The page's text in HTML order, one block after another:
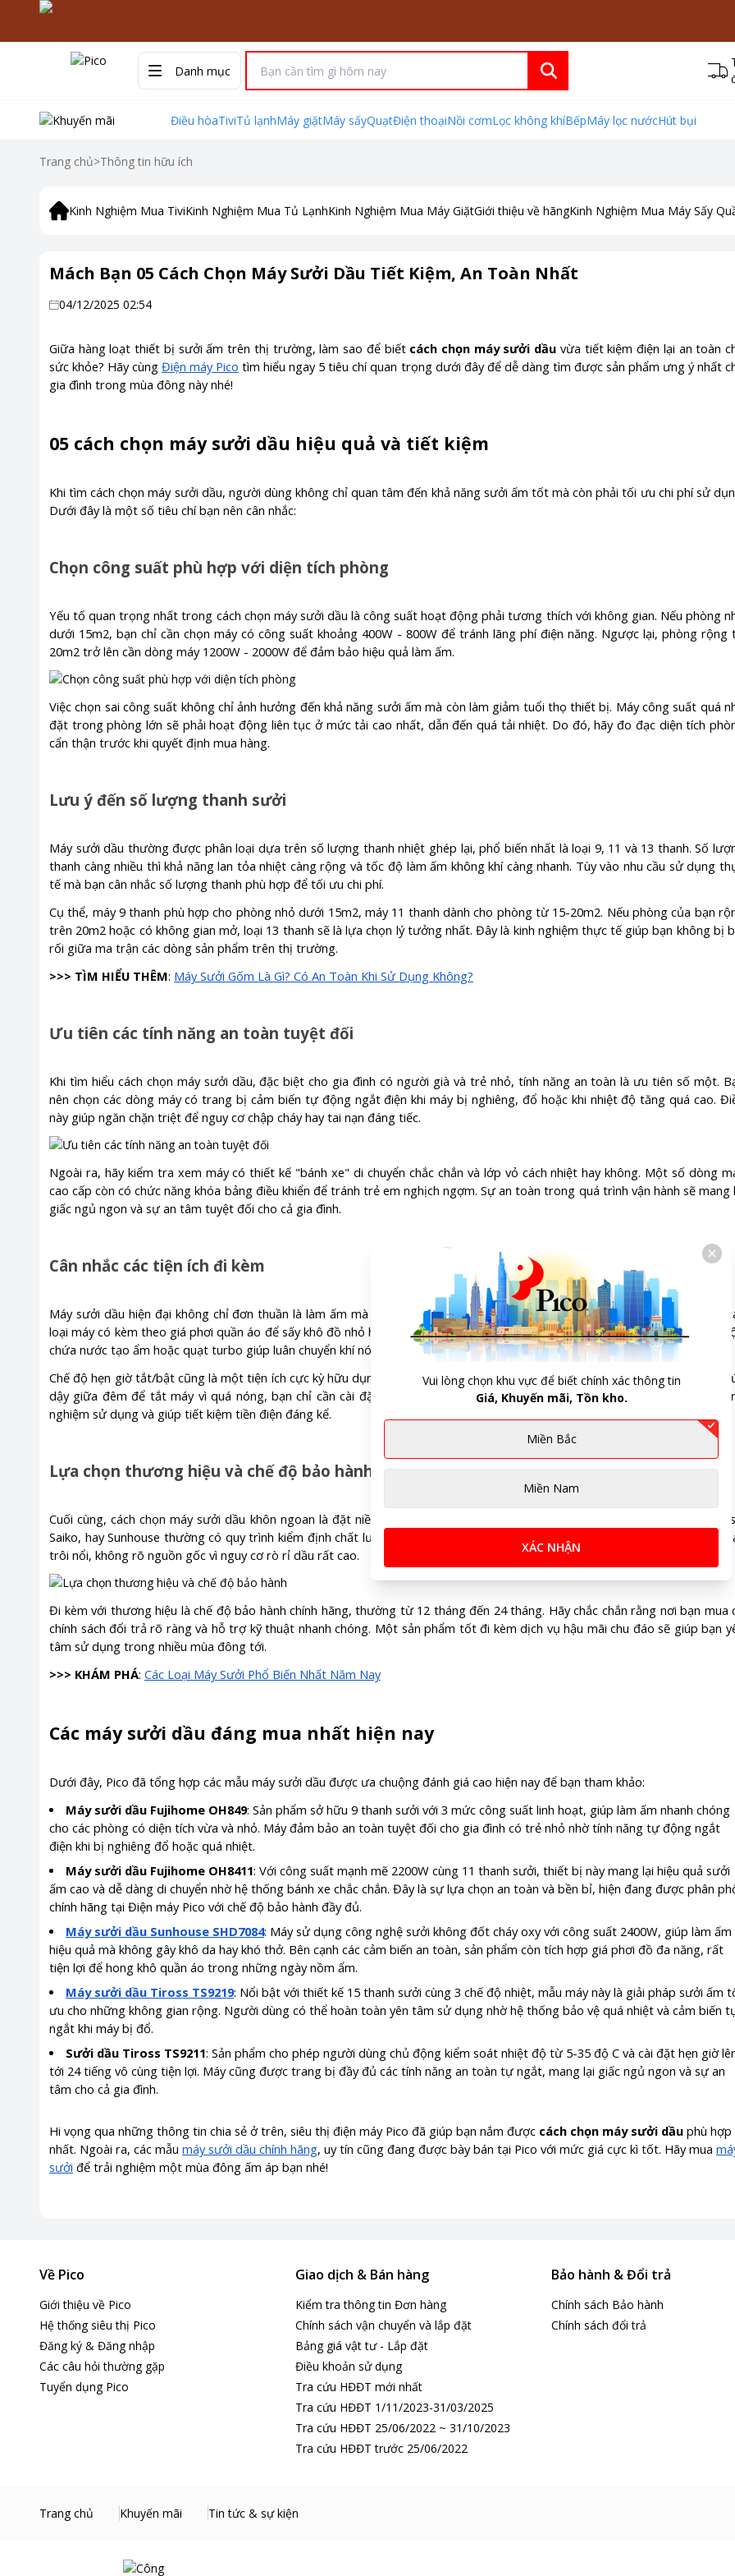
Danh mục
Điều hòaTiviTủ lạnhMáy giặtMáy sấyQuạtĐiện thoạiNồi cơmLọc không khíBếpMáy lọc nướcHút bụi
Trang chủ>Thông tin hữu ích
Kinh Nghiệm Mua TiviKinh Nghiệm Mua Tủ LạnhKinh Nghiệm Mua Máy GiặtGiới thiệu về hãngKinh Nghiệm Mua Máy Sấy
Mách Bạn 05 Cách Chọn Máy Sưởi Dầu Tiết Kiệm, An Toàn Nhất
04/12/2025 02:54
Giữa hàng loạt thiết bị sưởi ấm trên thị trường, làm sao để biết cách chọn máy sưởi dầu vừa tiết kiệm điện lại an toàn
sức khỏe? Hãy cùngĐiện máy Pico tìm hiểu ngay 5 tiêu chí quan trọng dưới đây để dễ dàng tìm được sản phẩm ưng ý nhất
gia đình trong mùa đông này nhé!
05 cách chọn máy sưởi dầu hiệu quả và tiết kiệm
Khi tìm cách chọn máy sưởi dầu, người dùng không chỉ quan tâm đến khả năng sưởi ấm tốt mà còn phải tối ưu chi phí sử
Dưới đây là một số tiêu chí bạn nên cân nhắc:
Chọn công suất phù hợp với diện tích phòng
Yếu tố quan trọng nhất trong cách chọn máy sưởi dầu là công suất hoạt động phải tương thích với không gian. Nếu phòng
dưới 15m2, bạn chỉ cần chọn máy có công suất khoảng 400W - 800W để tránh lãng phí điện năng. Ngược lại, phòng rộng
20m2 trở lên cần dòng máy 1200W - 2000W để đảm bảo hiệu quả làm ấm.
Việc chọn sai công suất không chỉ ảnh hưởng đến khả năng sưởi ấm mà còn làm giảm tuổi thọ thiết bị. Máy công suất quá
đặt trong phòng lớn sẽ phải hoạt động liên tục ở mức tải cao nhất, dẫn đến quá tải nhiệt. Do đó, hãy đo đạc diện tích
cẩn thận trước khi quyết định mua hàng.
Lưu ý đến số lượng thanh sưởi
Máy sưởi dầu thường được phân loại dựa trên số lượng thanh nhiệt ghép lại, phổ biến nhất là loại 9, 11 và 13 thanh. Số
thanh càng nhiều thì khả năng lan tỏa nhiệt càng rộng và tốc độ làm ấm không khí càng nhanh. Tùy vào nhu cầu sử dụng
tế mà bạn cân nhắc số lượng thanh phù hợp để tối ưu chi phí.
Cụ thể, máy 9 thanh phù hợp cho phòng nhỏ dưới 15m2, máy 11 thanh dành cho phòng từ 15-20m2. Nếu phòng của bạn
trên 20m2 hoặc có không gian mở, loại 13 thanh sẽ là lựa chọn lý tưởng nhất. Đây là kinh nghiệm thực tế giúp bạn không bị
rối giữa ma trận các dòng sản phẩm trên thị trường.
>>> TÌM HIỂU THÊM: Máy Sưởi Gốm Là Gì? Có An Toàn Khi Sử Dụng Không?
Ưu tiên các tính năng an toàn tuyệt đối
Khi tìm hiểu cách chọn máy sưởi dầu, đặc biệt cho gia đình có người già và trẻ nhỏ, tính năng an toàn là ưu tiên số một.
nên chọn các dòng máy có trang bị cảm biến tự động ngắt điện khi máy bị nghiêng, đổ hoặc khi nhiệt độ tăng quá cao.
này giúp ngăn chặn triệt để nguy cơ chập cháy hay tai nạn đáng tiếc.
Ngoài ra, hãy kiểm tra xem máy có thiết kế "bánh xe" di chuyển chắc chắn và lớp vỏ cách nhiệt hay không. Một số dòng
cao cấp còn có chức năng khóa bảng điều khiển để tránh trẻ em nghịch ngợm. Sự an toàn trong quá trình vận hành sẽ mang
giấc ngủ ngon và sự an tâm tuyệt đối cho cả gia đình.
Cân nhắc các tiện ích đi kèm
Máy sưởi dầu hiện đại không chỉ đơn thuần là làm ấm mà còn tích hợp nhiều tiện ích thông minh khác. Bạn nên chọn mua
loại máy có kèm theo giá phơi quần áo để sấy khô đồ nhỏ hoặc tã lót cho bé vào những ngày nồm ẩm. Một số máy còn có
chứa nước tạo ẩm hoặc quạt turbo giúp luân chuyển khí nóng nhanh hơn.
Chế độ hẹn giờ tắt/bật cũng là một tiện ích cực kỳ hữu dụng giúp bạn chủ động kiểm soát thời gian sử dụng. Thay vì phải
dậy giữa đêm để tắt máy vì quá nóng, bạn chỉ cần cài đặt thời gian trước khi ngủ. Những tiện ích nhỏ này sẽ nâng cao
nghiệm sử dụng và giúp tiết kiệm tiền điện đáng kể.
Lựa chọn thương hiệu và chế độ bảo hành
Cuối cùng, cách chọn máy sưởi dầu khôn ngoan là đặt niềm tin vào các thương hiệu uy tín lâu năm. Các hãng lớn như
Saiko, hay Sunhouse thường có quy trình kiểm định chất lượng nghiêm ngặt và độ bền sản phẩm cao. Tránh mua các loại
trôi nổi, không rõ nguồn gốc vì nguy cơ rò rỉ dầu rất cao.
Đi kèm với thương hiệu là chế độ bảo hành chính hãng, thường từ 12 tháng đến 24 tháng. Hãy chắc chắn rằng nơi bạn mua
chính sách đổi trả rõ ràng và hỗ trợ kỹ thuật nhanh chóng. Một sản phẩm tốt đi kèm dịch vụ hậu mãi chu đáo sẽ giúp bạn
tâm sử dụng trong nhiều mùa đông tới.
>>> KHÁM PHÁ: Các Loại Máy Sưởi Phổ Biến Nhất Năm Nay
Các máy sưởi dầu đáng mua nhất hiện nay
Dưới đây, Pico đã tổng hợp các mẫu máy sưởi dầu được ưa chuộng đánh giá cao hiện nay để bạn tham khảo:
Máy sưởi dầu Fujihome OH849: Sản phẩm sở hữu 9 thanh sưởi với 3 mức công suất linh hoạt, giúp làm ấm nhanh chóng
cho các phòng có diện tích vừa và nhỏ. Máy đảm bảo an toàn tuyệt đối cho gia đình có trẻ nhỏ nhờ tính năng tự động ngắt
điện khi bị nghiêng đổ hoặc quá nhiệt.
Máy sưởi dầu Fujihome OH8411: Với công suất mạnh mẽ 2200W cùng 11 thanh sưởi, thiết bị này mang lại hiệu quả sưởi
ấm cao và dễ dàng di chuyển nhờ hệ thống bánh xe chắc chắn. Đây là sự lựa chọn an toàn và bền bỉ, hiện đang được phân
chính hãng tại Điện máy Pico với chế độ bảo hành đầy đủ.
Máy sưởi dầu Sunhouse SHD7084: Máy sử dụng công nghệ sưởi không đốt cháy oxy với công suất 2400W, giúp làm ấm
hiệu quả mà không gây khô da hay khó thở. Bên cạnh các cảm biến an toàn, sản phẩm còn tích hợp giá phơi đồ đa năng, rất
tiện lợi để hong khô quần áo trong những ngày nồm ẩm.
Máy sưởi dầu Tiross TS9219: Nổi bật với thiết kế 15 thanh sưởi cùng 3 chế độ nhiệt, mẫu máy này là giải pháp sưởi ấm
ưu cho những không gian rộng. Người dùng có thể hoàn toàn yên tâm sử dụng nhờ hệ thống bảo vệ quá nhiệt và cảm biến
ngắt khi máy bị đổ.
Sưởi dầu Tiross TS9211: Sản phẩm cho phép người dùng chủ động kiểm soát nhiệt độ từ 5-35 độ C và cài đặt hẹn giờ
tới 24 tiếng vô cùng tiện lợi. Máy cũng được trang bị đầy đủ các tính năng an toàn tự ngắt, mang lại giấc ngủ ngon và sự an
tâm cho cả gia đình.
Hi vọng qua những thông tin chia sẻ ở trên, siêu thị điện máy Pico đã giúp bạn nắm được cách chọn máy sưởi dầu phù hợp
nhất. Ngoài ra, các mẫu máy sưởi dầu chính hãng, uy tín cũng đang được bày bán tại Pico với mức giá cực kì tốt. Hãy mua
sưởi để trải nghiệm một mùa đông ấm áp bạn nhé!
Về Pico
Giới thiệu về Pico
Hệ thống siêu thị Pico
Đăng ký & Đăng nhập
Các câu hỏi thường gặp
Tuyển dụng Pico
Giao dịch & Bán hàng
Kiểm tra thông tin Đơn hàng
Chính sách vận chuyển và lắp đặt
Bảng giá vật tư - Lắp đặt
Điều khoản sử dụng
Tra cứu HĐĐT mới nhất
Tra cứu HĐĐT 1/11/2023-31/03/2025
Tra cứu HĐĐT 25/06/2022 ~ 31/10/2023
Tra cứu HĐĐT trước 25/06/2022
Bảo hành & Đổi trả
Chính sách Bảo hành
Chính sách đổi trả
Trang chủ Khuyến mãi Tin tức & sự kiện
Vui lòng chọn khu vực để biết chính xác thông tin
Giá, Khuyến mãi, Tồn kho.
Miền Bắc
Miền Nam
XÁC NHẬN